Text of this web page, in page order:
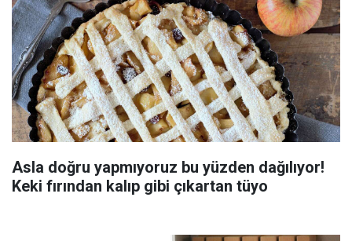
Asla doğru yapmıyoruz bu yüzden dağılıyor!
Keki fırından kalıp gibi çıkartan tüyo